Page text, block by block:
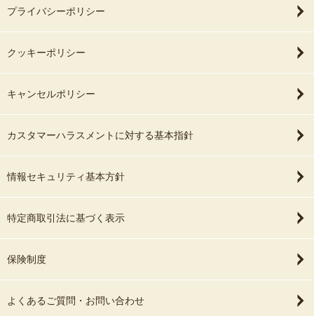
プライバシーポリシー
クッキーポリシー
キャンセルポリシー
カスタマーハラスメントに対する基本指針
情報セキュリティ基本方針
特定商取引法に基づく表示
保険制度
よくあるご質問・お問い合わせ